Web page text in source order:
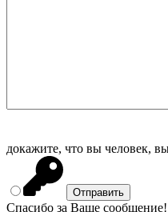
докажите, что вы человек,
Спасибо за Ваше сообщение!